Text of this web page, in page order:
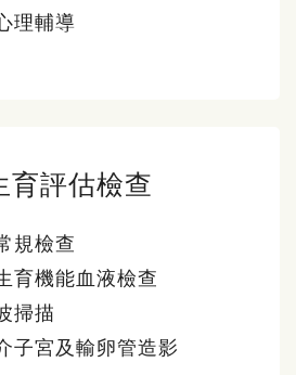
理輔導
育評估檢查
規檢查
育機能血液檢查
掃描
子宮及輸卵管造影